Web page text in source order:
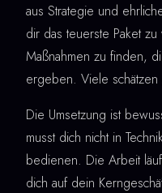
aus Strategie und
dir das teuerste Paket
Maßnahmen zu finden,
ergeben. Viele
Die Umsetzung ist
musst dich nicht in
bedienen. Die Arbeit
dich auf dein